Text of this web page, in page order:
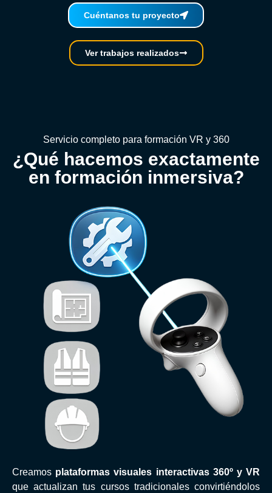
Cuéntanos tu proyecto
Ver trabajos realizados
Servicio completo para formación VR y 360
¿Qué hacemos exactamente
en formación inmersiva?
Creamos plataformas visuales interactivas 360º y VR
que actualizan tus cursos tradicionales convirtiéndolos